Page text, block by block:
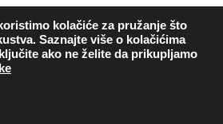
kolačiće za pružanje što
Saznajte više o kolačićima
ako ne želite da prikupljamo